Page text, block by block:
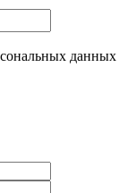
данных